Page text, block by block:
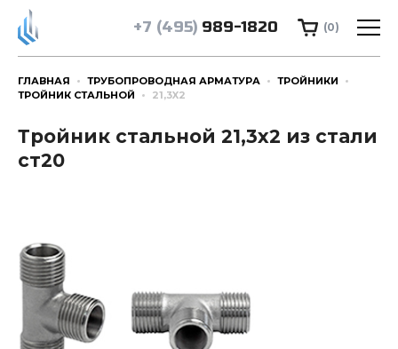
+7 (495) 989-1820 (0)
ГЛАВНАЯ ТРУБОПРОВОДНАЯ АРМАТУРА
ТРОЙНИКИ
ТРОЙНИК СТАЛЬНОЙ
21,3X2
Тройник стальной 21,3x2 из стали
ст20